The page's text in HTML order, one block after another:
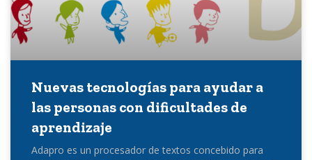
Nuevas tecnologías para ayudar a
las personas con dificultades de
aprendizaje
Adapro es un procesador de textos concebido para